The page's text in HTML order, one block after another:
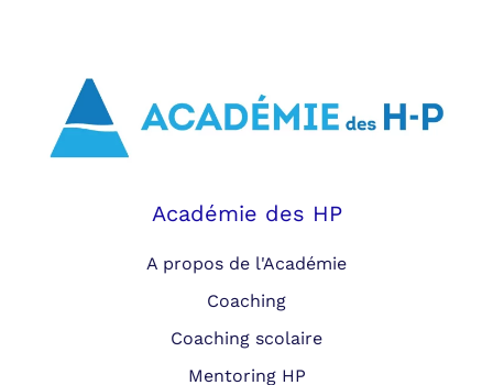
Académie des HP
A propos de l'Académie
Coaching
Coaching scolaire
Mentoring HP